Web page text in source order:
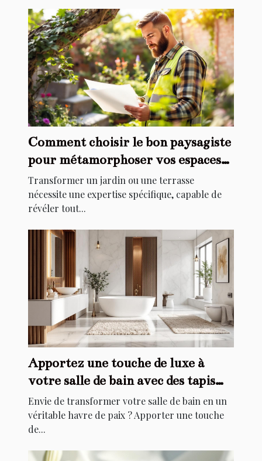
Comment choisir le bon paysagiste
pour métamorphoser vos espaces
extérieurs ?
Transformer un jardin ou une terrasse
nécessite une expertise spécifique, capable de
révéler tout...
Apportez une touche de luxe à
votre salle de bain avec des tapis
élégants
Envie de transformer votre salle de bain en un
véritable havre de paix ? Apporter une touche
de...